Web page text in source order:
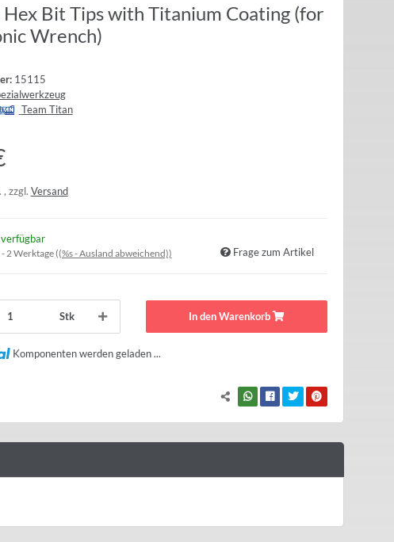
Hex Bit Tips with Titanium Coating (for
Wrench)
15115
Team Titan
, zzgl. Versand
- 2 Werktage((%s - Ausland abweichend)) Frage zum Artikel
Stk In den Warenkorb
Komponenten werden geladen ...